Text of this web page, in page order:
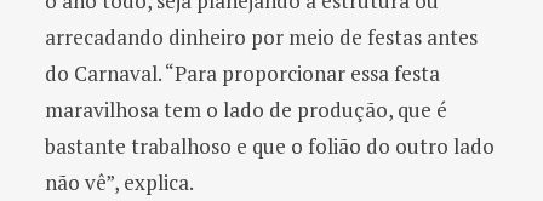
arrecadando dinheiro por meio de festas antes
do Carnaval. “Para proporcionar essa festa
maravilhosa tem o lado de produção, que é
bastante trabalhoso e que o folião do outro lado
não vê”, explica.